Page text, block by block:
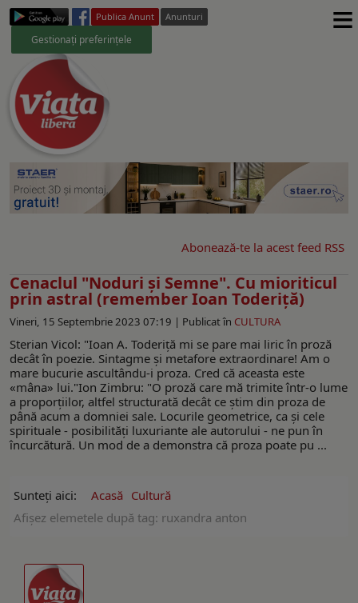
Publica Anunt Anunturi
Gestionați preferințele ≡
Abonează-te la acest feed RSS
Cenaclul "Noduri şi Semne". Cu mioriticul
prin astral (remember Ioan Toderiță)
Vineri, 15 Septembrie 2023 07:19 | Publicat în CULTURA
Sterian Vicol: "Ioan A. Toderiţă mi se pare mai liric în proză
decât în poezie. Sintagme şi metafore extraordinare! Am o
mare bucurie ascultându-i proza. Cred că aceasta este
«mâna» lui."Ion Zimbru: "O proză care mă trimite într-o lume
a proporţiilor, altfel structurată decât ce ştim din proza de
până acum a domniei sale. Locurile geometrice, ca şi cele
spirituale - posibilităţi luxuriante ale autorului - ne pun în
încurcătură. Un mod de a demonstra că proza poate pu ...
Sunteți aici: Acasă Cultură
Afişez elemetele după tag: ruxandra anton